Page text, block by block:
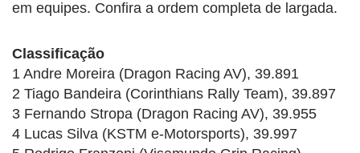
em equipes. Confira a ordem completa de largada.
Classificação
1 Andre Moreira (Dragon Racing AV), 39.891
2 Tiago Bandeira (Corinthians Rally Team), 39.897
3 Fernando Stropa (Dragon Racing AV), 39.955
4 Lucas Silva (KSTM e-Motorsports), 39.997